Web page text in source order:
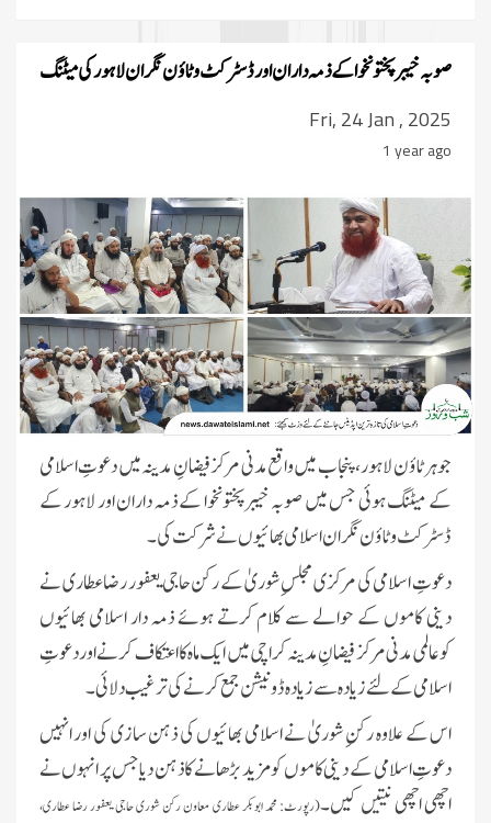
صوبہ خیبرپختونخوا کے ذمہ داران اور ڈسٹرکٹ و ٹاؤن نگران لاہور کی میٹنگ
Fri, 24 Jan , 2025
1 year ago
جوہر ٹاؤن لاہور، پنجاب میں واقع مدنی مرکز فیضانِ مدینہ میں دعوتِ اسلامی
کے میٹنگ ہوئی جس میں صوبہ خیبرپختونخوا کے ذمہ داران اور لاہور کے
ڈسٹرکٹ و ٹاؤن نگران اسلامی بھائیوں نے شرکت کی۔
دعوتِ اسلامی کی مرکزی مجلسِ شوریٰ کے رکن حاجی یعفور رضا عطاری نے
دینی کاموں کے حوالے سے کلام کرتے ہوئے ذمہ دار اسلامی بھائیوں
کوعالمی مدنی مرکز فیضانِ مدینہ کراچی میں ایک ماہ کا اعتکاف کرنے اور دعوتِ
اسلامی کے لئے زیادہ سے زیادہ ڈونیشن جمع کرنے کی ترغیب دلائی۔
اس کے علاوہ رکنِ شوریٰ نے اسلامی بھائیوں کی ذہن سازی کی اور انہیں
دعوتِ اسلامی کے دینی کاموں کو مزید بڑھانے کا ذہن دیا جس پر انہوں نے
اچھی اچھی نیتیں کیں۔(رپورٹ: محمد ابوبکر عطاری معاون رکن شوری حاجی یعفور رضا عطاری،